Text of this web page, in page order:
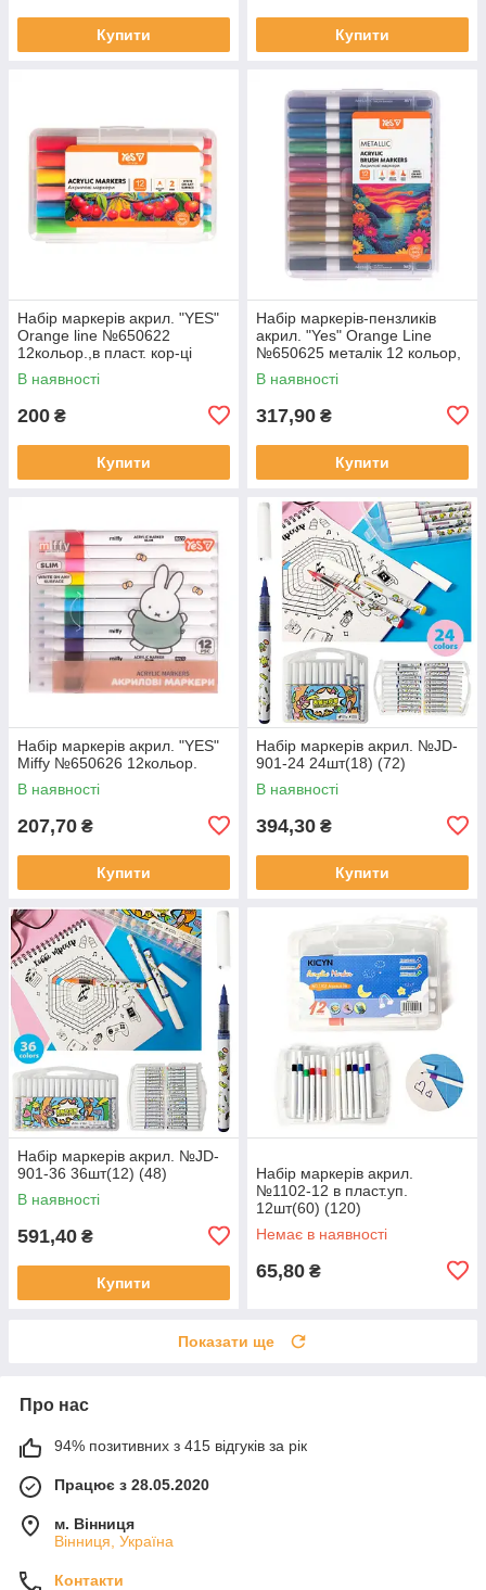
Купити Купити
Набір маркерів акрил. "YES"
Orange line №650622
12кольор.,в пласт. кор-ці
В наявності
200 ₴
Купити
Набір маркерів-пензликів
акрил. "Yes" Orange Line
№650625 металік 12 кольор,
в пласт. коробці
В наявності
317,90 ₴
Купити
Набір маркерів акрил. "YES"
Miffy №650626 12кольор.
В наявності
207,70 ₴
Купити
Набір маркерів акрил. №JD-
901-24 24шт(18) (72)
В наявності
394,30 ₴
Купити
Набір маркерів акрил. №JD-
901-36 36шт(12) (48)
В наявності
591,40 ₴
Купити
Набір маркерів акрил.
№1102-12 в пласт.уп.
12шт(60) (120)
Немає в наявності
65,80 ₴
Показати ще
Про нас
94% позитивних з 415 відгуків за рік
Працює з 28.05.2020
м. Вінниця
Вінниця, Україна
Контакти